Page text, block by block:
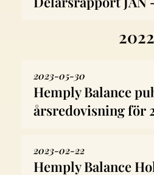
2022
2023-05-30
Hemply Balance
årsredovisning för
2023-02-22
Hemply Balance